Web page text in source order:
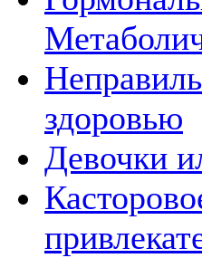
здоровью
Девочки